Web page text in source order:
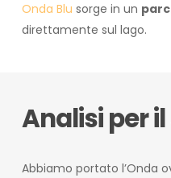
Onda Blu sorge in un
direttamente sul lago.
Analisi per
Abbiamo portato l’Onda